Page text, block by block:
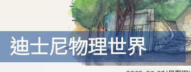
迪士尼物理世界